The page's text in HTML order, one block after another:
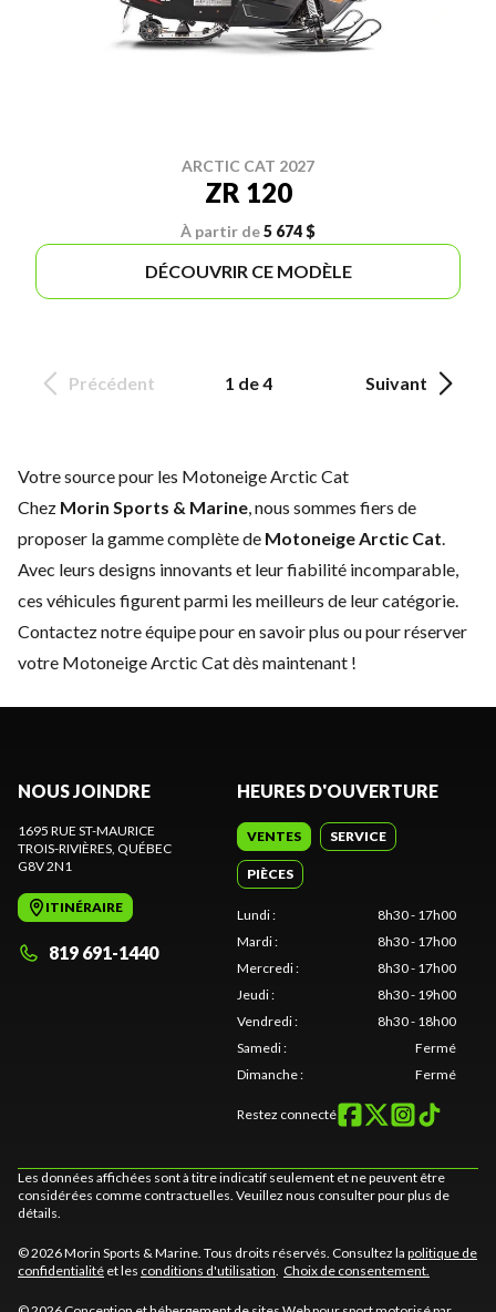
ARCTIC CAT 2027
ZR 120
À partir de5 674 $
DÉCOUVRIR CE MODÈLE
Précédent 1 de 4 Suivant
Votre source pour les Motoneige Arctic Cat
Chez Morin Sports & Marine, nous sommes fiers de
proposer la gamme complète de Motoneige Arctic Cat.
Avec leurs designs innovants et leur fiabilité incomparable,
ces véhicules figurent parmi les meilleurs de leur catégorie.
Contactez notre équipepour en savoir plus ou pour réserver
votre Motoneige Arctic Cat dès maintenant !
NOUS JOINDRE
1695 RUE ST-MAURICE
TROIS-RIVIÈRES, QUÉBEC
G8V 2N1
ITINÉRAIRE
819 691-1440
HEURES D'OUVERTURE
VENTES SERVICE
PIÈCES
Lundi:
8h30 - 17h00
Mardi:
8h30 - 17h00
Mercredi:
8h30 - 17h00
Jeudi:
8h30 - 19h00
Vendredi:
8h30 - 18h00
Samedi:
Fermé
Dimanche: Fermé
Restez connecté
Les données affichées sont à titre indicatif seulement et ne peuvent être
considérées comme contractuelles. Veuillez nous consulter pour plus de
détails.
© 2026 Morin Sports & Marine. Tous droits réservés. Consultez la politique de
confidentialité et les conditions d'utilisation. Choix de consentement.